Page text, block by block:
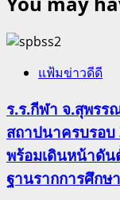
แฟ้มข่าวดีดี
ร.ร.กีฬา จ.สุพร
สถาปนาครบรอบ
พร้อมเดินหน้าดัน
ฐานรากการศึกษ